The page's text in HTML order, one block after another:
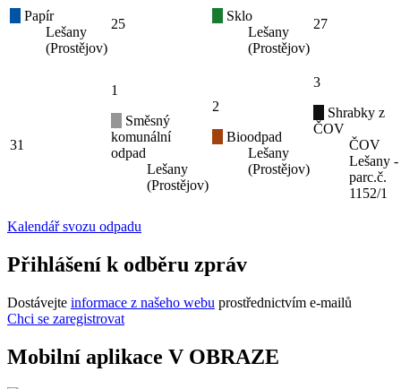
Papír
Lešany
(Prostějov)
25
Sklo
Lešany
(Prostějov)
27
31
1
Směsný
komunální
odpad
Lešany
(Prostějov)
2
Bioodpad
Lešany
(Prostějov)
3
Shrabky z
ČOV
ČOV
Lešany -
parc.č.
1152/1
Kalendář svozu odpadu
Přihlášení k odběru zpráv
Dostávejte informace z našeho webu prostřednictvím e-mailů
Chci se zaregistrovat
Mobilní aplikace V OBRAZE